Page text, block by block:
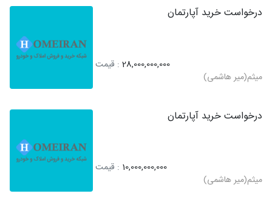
درخواست خرید آپارتمان
28,000,000,000 : قیمت
میثم(میر هاشمی)
درخواست خرید آپارتمان
10,000,000,000 : قیمت
میثم(میر هاشمی)